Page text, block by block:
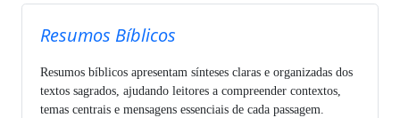
Resumos Bíblicos
Resumos bíblicos apresentam sínteses claras e organizadas dos
textos sagrados, ajudando leitores a compreender contextos,
temas centrais e mensagens essenciais de cada passagem.